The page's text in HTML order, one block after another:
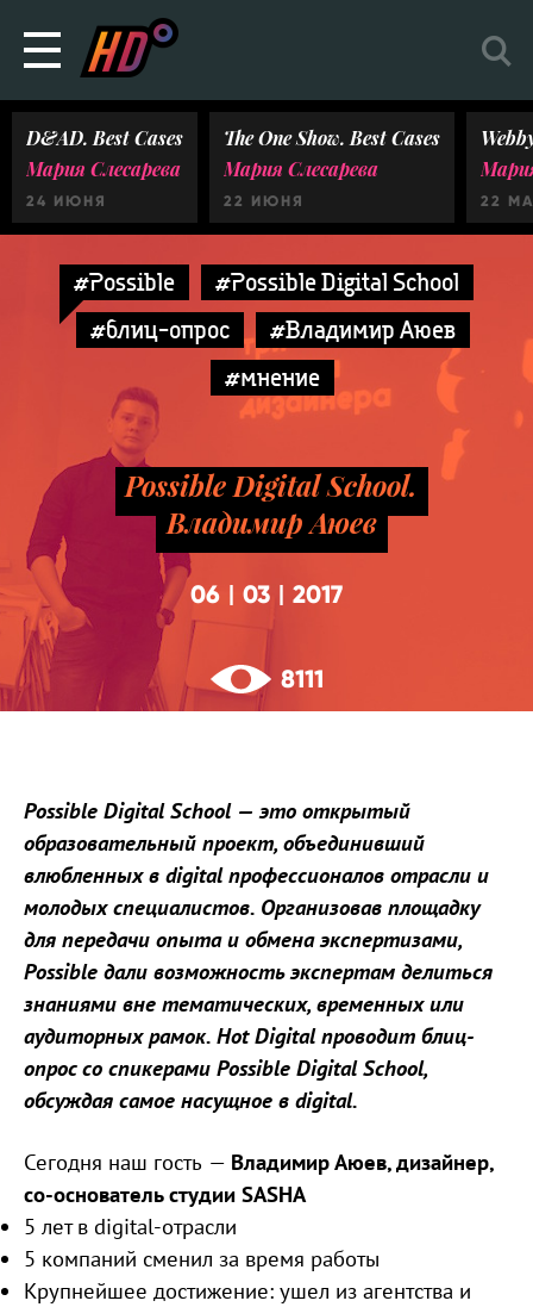
D&AD. Best Cases
Мария Слесарева
24 ИЮНЯ
The One Show. Best Cases
Мария Слесарева
22 ИЮНЯ 22
#Possible
#Possible Digital School
#блиц-опрос
#Владимир Аюев
#мнение
Possible Digital School.
Владимир Аюев
06 03 2017
8111
Possible Digital School — это открытый
образовательный проект, объединивший
влюбленных в digital профессионалов отрасли и
молодых специалистов. Организовав площадку
для передачи опыта и обмена экспертизами,
Possible дали возможность экспертам делиться
знаниями вне тематических, временных или
аудиторных рамок. Hot Digital проводит блиц-
опрос со спикерами Possible Digital School,
обсуждая самое насущное в digital.
Сегодня наш гость — Владимир Аюев, дизайнер,
со-основатель студии SASHA
5 лет в digital-отрасли
5 компаний сменил за время работы
Крупнейшее достижение: ушел из агентства и